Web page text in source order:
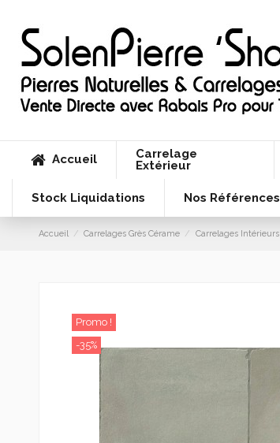
Accueil
Carrelage
Extérieur
Stock Liquidations
Nos Références
Accueil Carrelages Grès Cérame Carrelages Intérieurs
Promo !
-35%